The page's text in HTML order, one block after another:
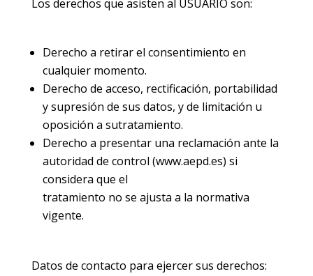
Los derechos que asisten al USUARIO son:
Derecho a retirar el consentimiento en
cualquier momento.
Derecho de acceso, rectificación, portabilidad
y supresión de sus datos, y de limitación u
oposición a sutratamiento.
Derecho a presentar una reclamación ante la
autoridad de control (www.aepd.es) si
considera que el
tratamiento no se ajusta a la normativa
vigente.
Datos de contacto para ejercer sus derechos: